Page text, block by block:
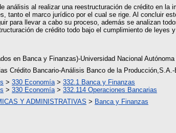
análisis al realizar una reestructuración de crédito en la
tanto el marco jurídico por el cual se rige. Al concluir
para llevar a cabo su proceso, además se analizan
de crédito todo bajo el cumplimiento de leyes
en Banca y Finanzas)-Universidad Nacional
Crédito Bancario-Análisis Banco de la
> 330 Economía > 332.1 Banca y Finanzas
> 330 Economía > 332.114 Operaciones Bancarias
Y ADMINISTRATIVAS > Banca y Finanzas